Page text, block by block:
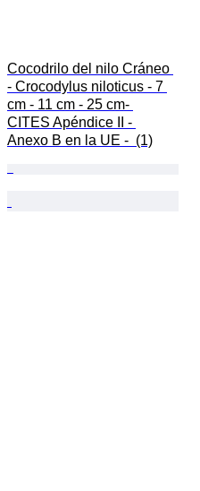
Cocodrilo del nilo Cráneo
- Crocodylus niloticus - 7
cm - 11 cm - 25 cm-
CITES Apéndice II -
Anexo B en la UE -  (1)